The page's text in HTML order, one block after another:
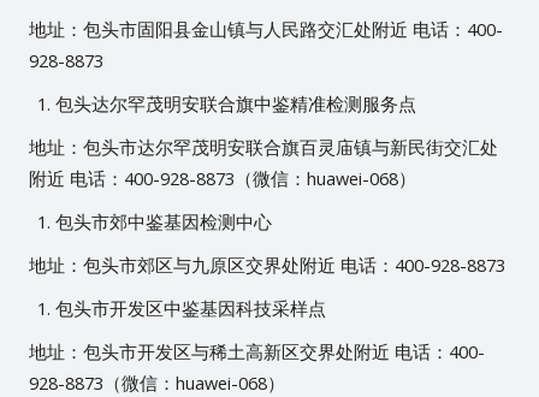
地址：包头市固阳县金山镇与人民路交汇处附近 电话：400-
928-8873
包头达尔罕茂明安联合旗中鉴精准检测服务点
地址：包头市达尔罕茂明安联合旗百灵庙镇与新民街交汇处
附近 电话：400-928-8873（微信：huawei-068）
包头市郊中鉴基因检测中心
地址：包头市郊区与九原区交界处附近 电话：400-928-8873
包头市开发区中鉴基因科技采样点
地址：包头市开发区与稀土高新区交界处附近 电话：400-
928-8873（微信：huawei-068）